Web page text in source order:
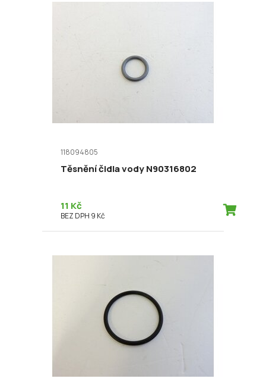
118094805
Těsnění čidla vody N90316802
11 Kč
BEZ DPH 9 Kč